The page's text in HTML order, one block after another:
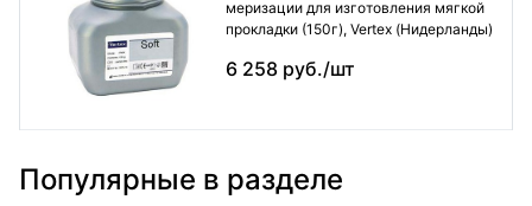
меризации для изготовления мягкой
прокладки (150г), Vertex (Нидерланды)
6 258 руб./шт
Популярные в разделе